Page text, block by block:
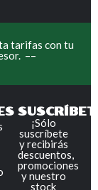
tarifas con tu
––
¡Sólo
suscríbete
y recibirás
descuentos,
promociones
y nuestro
stock